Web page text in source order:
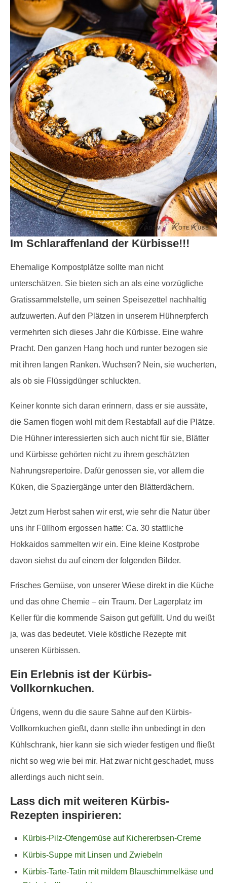
Im Schlaraffenland der Kürbisse!!!
Ehemalige Kompostplätze sollte man nicht
unterschätzen. Sie bieten sich an als eine vorzügliche
Gratissammelstelle, um seinen Speisezettel nachhaltig
aufzuwerten. Auf den Plätzen in unserem Hühnerpferch
vermehrten sich dieses Jahr die Kürbisse. Eine wahre
Pracht. Den ganzen Hang hoch und runter bezogen sie
mit ihren langen Ranken. Wuchsen? Nein, sie wucherten,
als ob sie Flüssigdünger schluckten.
Keiner konnte sich daran erinnern, dass er sie aussäte,
die Samen flogen wohl mit dem Restabfall auf die Plätze.
Die Hühner interessierten sich auch nicht für sie, Blätter
und Kürbisse gehörten nicht zu ihrem geschätzten
Nahrungsrepertoire. Dafür genossen sie, vor allem die
Küken, die Spaziergänge unter den Blätterdächern.
Jetzt zum Herbst sahen wir erst, wie sehr die Natur über
uns ihr Füllhorn ergossen hatte: Ca. 30 stattliche
Hokkaidos sammelten wir ein. Eine kleine Kostprobe
davon siehst du auf einem der folgenden Bilder.
Frisches Gemüse, von unserer Wiese direkt in die Küche
und das ohne Chemie – ein Traum. Der Lagerplatz im
Keller für die kommende Saison gut gefüllt. Und du weißt
ja, was das bedeutet. Viele köstliche Rezepte mit
unseren Kürbissen.
Ein Erlebnis ist der Kürbis-
Vollkornkuchen.
Ürigens, wenn du die saure Sahne auf den Kürbis-
Vollkornkuchen gießt, dann stelle ihn unbedingt in den
Kühlschrank, hier kann sie sich wieder festigen und fließt
nicht so weg wie bei mir. Hat zwar nicht geschadet, muss
allerdings auch nicht sein.
Lass dich mit weiteren Kürbis-
Rezepten inspirieren:
Kürbis-Pilz-Ofengemüse auf Kichererbsen-Creme
Kürbis-Suppe mit Linsen und Zwiebeln
Kürbis-Tarte-Tatin mit mildem Blauschimmelkäse und